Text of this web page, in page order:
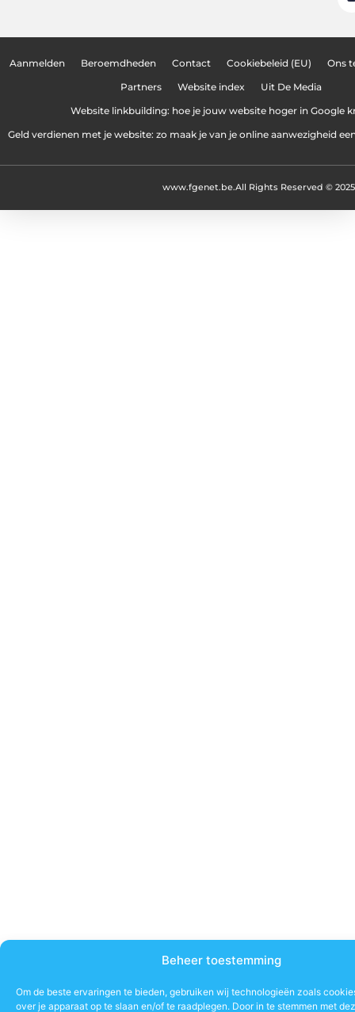
Beheer toestemming
Om de beste ervaringen te bieden, gebruiken wij technologieën zoals
over je apparaat op te slaan en/of te raadplegen. Door in te stemmen met
Aanmelden Beroemdheden Contact Cookiebeleid (EU) Ons
Partners Website index Uit De Media
Website linkbuilding: hoe je jouw website hoger in Google
Geld verdienen met je website: zo maak je van je online aanwezigheid
All Rights Reserved © 2025
www.fgenet.be.